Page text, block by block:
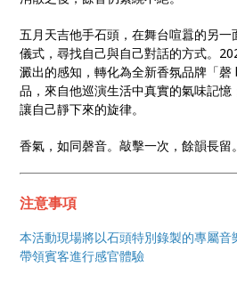
五月天吉他手石頭，在舞台喧囂的另
儀式，尋找自己與自己對話的方式。
澱出的感知，轉化為全新香氛品牌「
品，來自他巡演生活中真實的氣味記
讓自己靜下來的旋律。
香氣，如同磬音。敲擊一次，餘韻長留。
注意事項
本活動現場將以石頭特別錄製的專屬音
帶領賓客進行感官體驗